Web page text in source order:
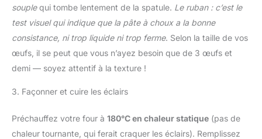
souplequi tombe lentement de la spatule. Le ruban : c’est le
test visuel qui indique que la pâte à choux a la bonne
consistance, ni trop liquide ni trop ferme. Selon la taille de vos
œufs, il se peut que vous n’ayez besoin que de 3 œufs et
demi — soyez attentif à la texture !
3. Façonner et cuire les éclairs
Préchauffez votre four à 180°C en chaleur statique (pas de
chaleur tournante, qui ferait craquer les éclairs). Remplissez